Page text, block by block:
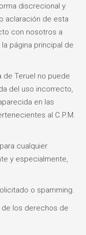
discrecional y
aclaración de esta
con nosotros a
página principal de
de Teruel no puede
del uso incorrecto,
en las
al C.P.M.
cualquier
y especialmente,
o spamming.
de los derechos de